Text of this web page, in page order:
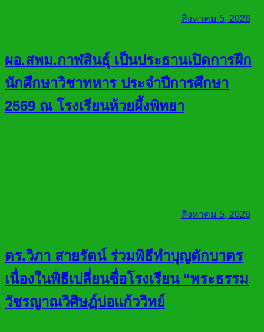
สิงหาคม 5, 2026
ผอ.สพม.กาฬสินธุ์ เป็นประธานเปิดการฝึก
นักศึกษาวิชาทหาร ประจำปีการศึกษา
2569 ณ โรงเรียนห้วยผึ้งพิทยา
สิงหาคม 5, 2026
ดร.วิภา สายรัตน์ ร่วมพิธีทำบุญตักบาตร
เนื่องในพิธีเปลี่ยนชื่อโรงเรียน “พระธรรม
วัชรญาณวิศิษฏ์บ่อแก้ววิทย์